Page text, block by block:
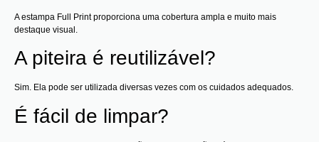
A estampa Full Print proporciona uma cobertura ampla e muito mais
destaque visual.
A piteira é reutilizável?
Sim. Ela pode ser utilizada diversas vezes com os cuidados adequados.
É fácil de limpar?